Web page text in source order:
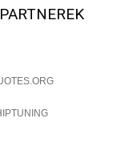
növekedés
tervrajz,
Ismerje meg a
egy klinika